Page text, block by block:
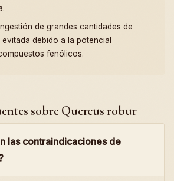
de grandes cantidades de
debido a la potencial
fenólicos.
sobre Quercus robur
las contraindicaciones de